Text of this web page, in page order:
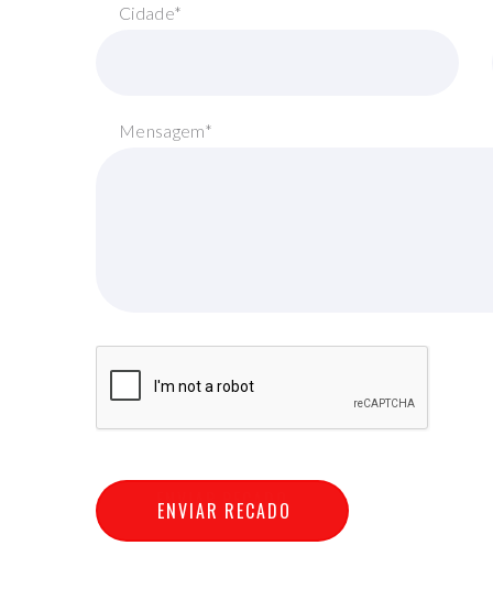
Cidade*
Mensagem*
ENVI A R RECA DO
ENVIAR RECADO